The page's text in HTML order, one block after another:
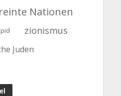
Nationen
zionismus
Juden